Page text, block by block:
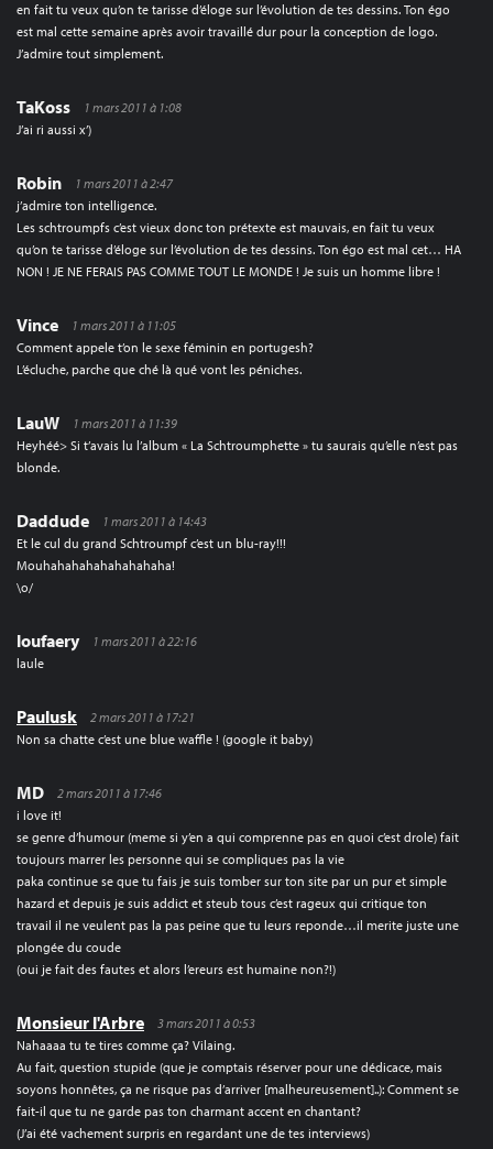
en fait tu veux qu’on te tarisse d’éloge sur l’évolution de tes dessins. Ton égo
est mal cette semaine après avoir travaillé dur pour la conception de logo.
J’admire tout simplement.
TaKoss
1 mars 2011 à 1:08
J’ai ri aussi x’)
Robin
1 mars 2011 à 2:47
j’admire ton intelligence.
Les schtroumpfs c’est vieux donc ton prétexte est mauvais, en fait tu veux
qu’on te tarisse d’éloge sur l’évolution de tes dessins. Ton égo est mal cet… HA
NON ! JE NE FERAIS PAS COMME TOUT LE MONDE ! Je suis un homme libre !
Vince
1 mars 2011 à 11:05
Comment appele t’on le sexe féminin en portugesh?
L’écluche, parche que ché là qué vont les péniches.
LauW
1 mars 2011 à 11:39
Heyhéé> Si t’avais lu l’album « La Schtroumphette » tu saurais qu’elle n’est pas
blonde.
Daddude
1 mars 2011 à 14:43
Et le cul du grand Schtroumpf c’est un blu-ray!!!
Mouhahahahahahahahaha!
\o/
loufaery
1 mars 2011 à 22:16
laule
Paulusk
2 mars 2011 à 17:21
Non sa chatte c’est une blue waffle ! (google it baby)
MD
2 mars 2011 à 17:46
i love it!
se genre d’humour (meme si y’en a qui comprenne pas en quoi c’est drole) fait
toujours marrer les personne qui se compliques pas la vie
paka continue se que tu fais je suis tomber sur ton site par un pur et simple
hazard et depuis je suis addict et steub tous c’est rageux qui critique ton
travail il ne veulent pas la pas peine que tu leurs reponde…il merite juste une
plongée du coude
(oui je fait des fautes et alors l’ereurs est humaine non?!)
Monsieur l'Arbre
3 mars 2011 à 0:53
Nahaaaa tu te tires comme ça? Vilaing.
Au fait, question stupide (que je comptais réserver pour une dédicace, mais
soyons honnêtes, ça ne risque pas d’arriver [malheureusement]..): Comment se
fait-il que tu ne garde pas ton charmant accent en chantant?
(J’ai été vachement surpris en regardant une de tes interviews)